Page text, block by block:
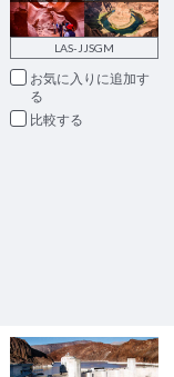
LAS-JJSGM
お気に入りに追加
比較